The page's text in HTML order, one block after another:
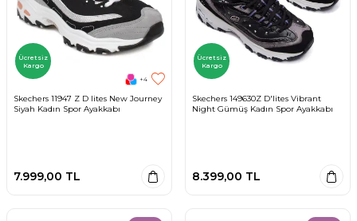
Ücretsiz
Kargo
+4
Skechers 11947 Z D lites New Journey
Siyah Kadın Spor Ayakkabı
7.999,00 TL
Ücretsiz
Kargo
Skechers 149630Z D'lites Vibrant
Night Gümüş Kadın Spor Ayakkabı
8.399,00 TL